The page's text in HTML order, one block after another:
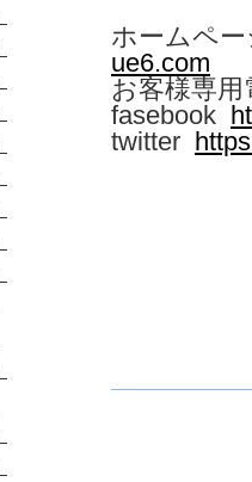
ホームペ
ue6.com
お客様専用
fasebook
twitter